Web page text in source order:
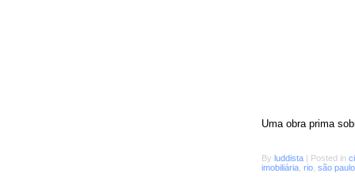
Uma obra prima
By luddista | Posted in
imobiliária rio são paulo